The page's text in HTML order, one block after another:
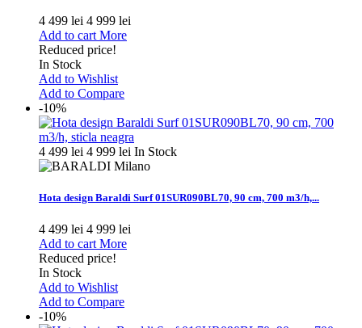
4 499 lei 4 999 lei
Add to cart More
Reduced price!
In Stock
Add to Wishlist
Add to Compare
-10%
4 499 lei 4 999 lei In Stock
Hota design Baraldi Surf 01SUR090BL70, 90 cm, 700 m3/h,...
4 499 lei 4 999 lei
Add to cart More
Reduced price!
In Stock
Add to Wishlist
Add to Compare
-10%